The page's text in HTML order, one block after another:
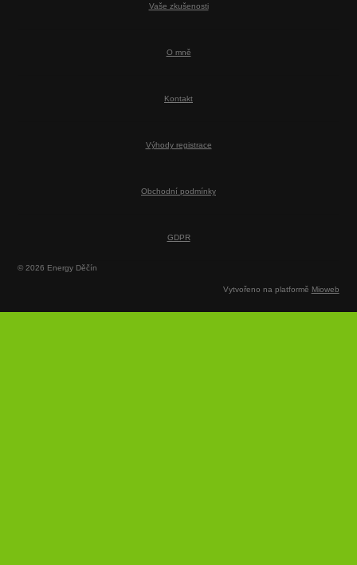
Vaše zkušenosti
O mně
Kontakt
Výhody registrace
Obchodní podmínky
GDPR
© 2026 Energy Děčín
Vytvořeno na platformě Mioweb